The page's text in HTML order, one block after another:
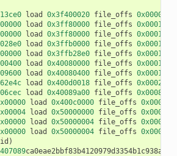
load 0x3f400020 file_offs
load 0x3ff80000 file_offs
load 0x3ff80000 file_offs
load 0x3ffb0000 file_offs
load 0x3ffb28e0 file_offs
load 0x40080000 file_offs
load 0x40080400 file_offs
load 0x400d0018 file_offs
load 0x40089a00 file_offs
load 0x400c0000 file_offs
load 0x50000000 file_offs
load 0x50000004 file_offs
load 0x50000004 file_offs
)
407089